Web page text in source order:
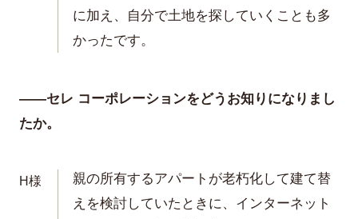
に加え、自分で土地を探していくことも多
かったです。
——セレ コーポレーションをどうお知りになりまし
たか。
H様
親の所有するアパートが老朽化して建て替
えを検討していたときに、インターネット